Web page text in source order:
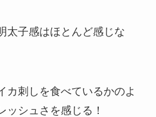
太子感はほとんど感じな
カ刺しを食べているかのよ
ッシュさを感じる！